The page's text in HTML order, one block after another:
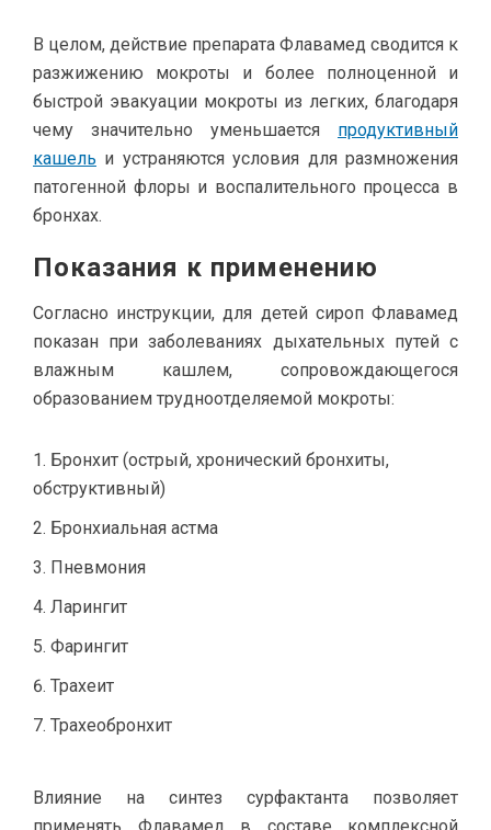
В целом, действие препарата Флавамед сводится к
разжижению мокроты и более полноценной и
быстрой эвакуации мокроты из легких, благодаря
чему значительно уменьшается продуктивный
кашель и устраняются условия для размножения
патогенной флоры и воспалительного процесса в
бронхах.
Показания к применению
Согласно инструкции, для детей сироп Флавамед
показан при заболеваниях дыхательных путей с
влажным кашлем, сопровождающегося
образованием трудноотделяемой мокроты:
Бронхит (острый, хронический бронхиты,
обструктивный)
Бронхиальная астма
Пневмония
Ларингит
Фарингит
Трахеит
Трахеобронхит
Влияние на синтез сурфактанта позволяет